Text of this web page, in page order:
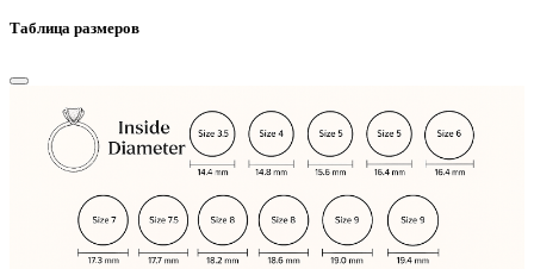
Таблица размеров